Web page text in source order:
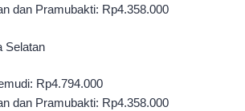
dan Pramubakti: Rp4.358.000
Selatan
Rp4.794.000
dan Pramubakti: Rp4.358.000